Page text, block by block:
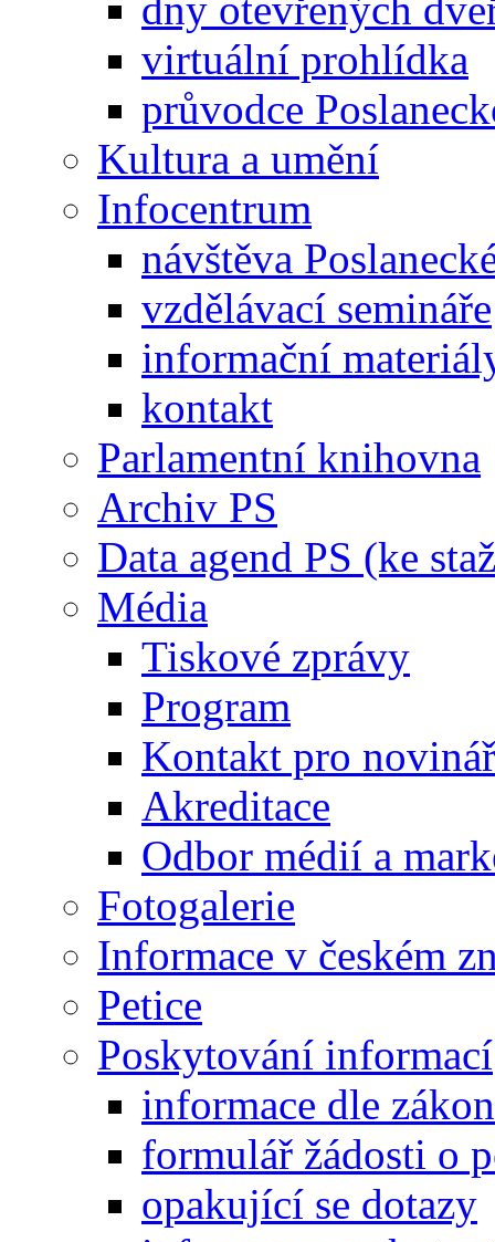
virtuální prohlídka
průvodce
Kultura a umění
Infocentrum
návštěva
vzdělávací semináře
informační
kontakt
Parlamentní knihovna
Archiv PS
Data agend PS (ke
Média
Tiskové zprávy
Program
Kontakt pro
Akreditace
Odbor médií a
Fotogalerie
Informace v českém
Petice
Poskytování informací
informace dle
formulář žádosti o
opakující se dotazy